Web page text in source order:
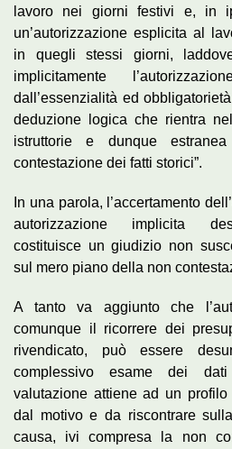
lavoro nei giorni festivi e, in
un’autorizzazione esplicita al
in quegli stessi giorni,
implicitamente
dall’essenzialità ed
deduzione logica che rientra
istruttorie e dunque
contestazione dei fatti storici”.
In una parola, l’accertamento
autorizzazione implicita
costituisce un giudizio non
sul mero piano della non
A tanto va aggiunto che
comunque il ricorrere dei
rivendicato, può essere
complessivo esame dei
valutazione attiene ad un
dal motivo e da riscontrare
causa, ivi compresa la non